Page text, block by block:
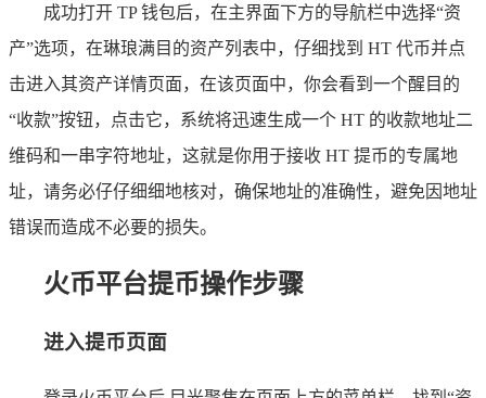
成功打开 TP 钱包后，在主界面下方的导航栏中选择“资
产”选项，在琳琅满目的资产列表中，仔细找到 HT 代币并点
击进入其资产详情页面，在该页面中，你会看到一个醒目的
“收款”按钮，点击它，系统将迅速生成一个 HT 的收款地址二
维码和一串字符地址，这就是你用于接收 HT 提币的专属地
址，请务必仔仔细细地核对，确保地址的准确性，避免因地址
错误而造成不必要的损失。
火币平台提币操作步骤
进入提币页面